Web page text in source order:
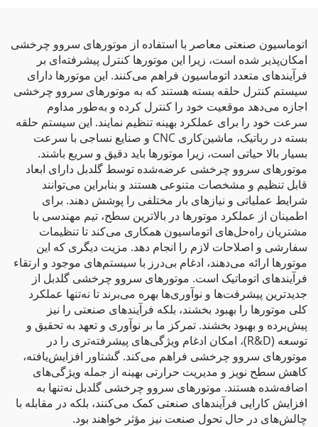
اتوماسیون صنعتی معاصر با استفاده از موتورهای سروو چرخشی
امکان‌پذیر شده است، زیرا این موتورها کنترل پیشرفته‌ای بر
فرآیندهای متعدد اتوماسیون فراهم می‌کنند. این موتورها دارای
سیستم کنترل حلقه بسته هستند که به موتورهای سروو چرخشی
اجازه می‌دهد موقعیت خود را کنترل کرده و به‌طور مداوم
سرعت خود را برای عملکرد بهینه تنظیم نمایند. این سیستم حلقه
بسته در رباتیک، ماشین‌کاری CNC و صنایع نساجی با سرعت
بسیار بالا حیاتی است، زیرا موتورها باید دقیق و سریع باشند.
موتورهای سروو چرخشی عرضه‌شده توسط گلدبل دارای ابعاد
قابل تنظیم و مشخصات متنوعی هستند و بنابراین می‌توانند
شرایط عملیاتی و نیازهای بار مختلفی را پوشش دهند. برای
اطمینان از عملکرد موتورها در بالاترین سطح، تیم مهندسی با
مشتریان راه‌حل‌های اتوماسیون همکاری می‌کند تا تنظیمات
سفارشی و اصلاحات لازم را انجام دهد. مزیت دیگری که این
موتورها ارائه می‌دهند، ادغام بی‌درز با سیستم‌های موجود و ارتقاء
فرآیندهای اتوماتیک است. موتورهای سروو چرخشی گلدبل از
جدیدترین پیشرفت‌ها و نوآوری‌ها بهره می‌برند تا نه‌تنها عملکرد
کلی موتورها را بهبود بخشند، بلکه فرآیندهای صنعتی را نیز
پیش‌برده و بهبود بخشند. تمرکز ما بر نوآوری و تعهد به تحقیق و
توسعه (R&D)، امکان ادغام ویژگی‌های پیشرفته‌تری را در
موتورهای سروو چرخشی فراهم می‌کند. گشتاور افزایش‌یافته،
کاهش سطح نویز و مدیریت حرارتی بهینه از جمله ویژگی‌های
اضافه‌شده هستند. موتورهای سروو چرخشی گلدبل نه‌تنها به
افزایش کارایی فرآیندهای صنعتی کمک می‌کنند، بلکه در مقابله با
چالش‌های در حال تحول صنعت نیز مؤثر خواهند بود.